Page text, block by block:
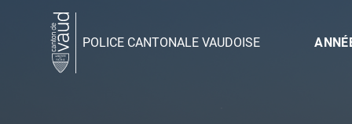
POLICE CANTONALE VAUDOISE